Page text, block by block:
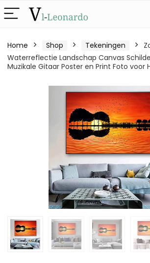
Home Shop Tekeningen
Waterreflectie Landschap Canvas
Muzikale Gitaar Poster en Print Foto voor